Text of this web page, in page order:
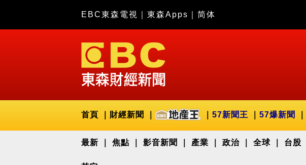
EBC東森電視 東森Apps 简体
首頁 財經新聞 57新聞王 57爆新聞
最新 焦點 影音新聞 產業 政治 全球 台股